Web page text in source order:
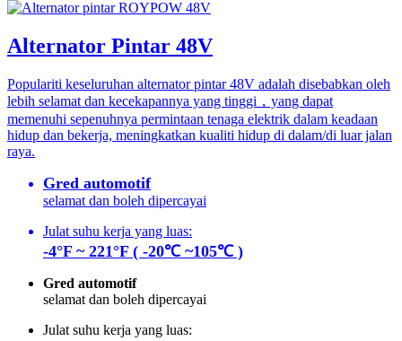
Alternator Pintar 48V
Populariti keseluruhan alternator pintar 48V adalah disebabkan oleh
lebih selamat dan kecekapannya yang tinggi，yang dapat
memenuhi sepenuhnya permintaan tenaga elektrik dalam keadaan
hidup dan bekerja, meningkatkan kualiti hidup di dalam/di luar jalan
raya.
Gred automotif
selamat dan boleh dipercayai
Julat suhu kerja yang luas:
-4°F ~ 221°F ( -20℃ ~105℃ )
Gred automotif
selamat dan boleh dipercayai
Julat suhu kerja yang luas: